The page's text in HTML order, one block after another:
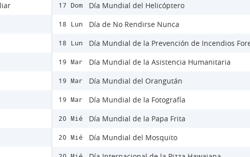
17 Dom Día Mundial del Helicóptero
18 Lun Día de No Rendirse Nunca
18 Lun Día Mundial de la Prevención de Incendios
19 Mar Día Mundial de la Asistencia Humanitaria
19 Mar Día Mundial del Orangután
19 Mar Día Mundial de la Fotografía
20 Mié Día Mundial de la Papa Frita
20 Mié Día Mundial del Mosquito